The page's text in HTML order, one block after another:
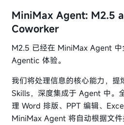
MiniMax Agent: M2.5
Coworker
M2.5 已经在 MiniMax Agent 中
Agentic 体验。
我们将处理信息的核心能力，
Skills，深度集成于 Agent 中。
理 Word 排版、PPT 编辑、
MiniMax Agent 将自动根据文